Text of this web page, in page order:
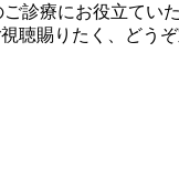
診療にお役立てい
聴賜りたく、どう